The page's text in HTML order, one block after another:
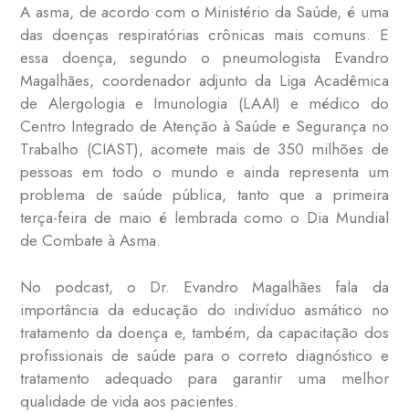
A asma, de acordo com o Ministério da Saúde, é uma
das doenças respiratórias crônicas mais comuns. E
essa doença, segundo o pneumologista Evandro
Magalhães, coordenador adjunto da Liga Acadêmica
de Alergologia e Imunologia (LAAI) e médico do
Centro Integrado de Atenção à Saúde e Segurança no
Trabalho (CIAST), acomete mais de 350 milhões de
pessoas em todo o mundo e ainda representa um
problema de saúde pública, tanto que a primeira
terça-feira de maio é lembrada como o Dia Mundial
de Combate à Asma.
No podcast, o Dr. Evandro Magalhães fala da
importância da educação do indivíduo asmático no
tratamento da doença e, também, da capacitação dos
profissionais de saúde para o correto diagnóstico e
tratamento adequado para garantir uma melhor
qualidade de vida aos pacientes.